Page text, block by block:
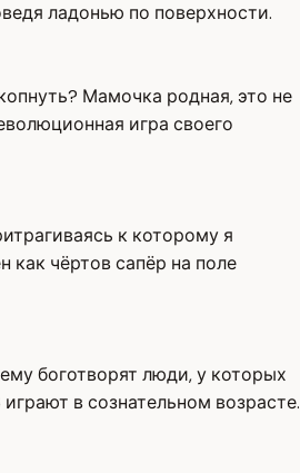
ладонью по поверхности.
Мамочка родная, это не
игра своего
к которому я
как чёртов сапёр на поле
боготворят люди, у которых
в сознательном возрасте.